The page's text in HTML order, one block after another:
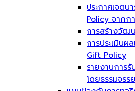
ประกาศเจต
Policy จากก
การสร้างวัฒ
การประเมินผ
Gift Policy
รายงานการรั
โดยธรรมจรร